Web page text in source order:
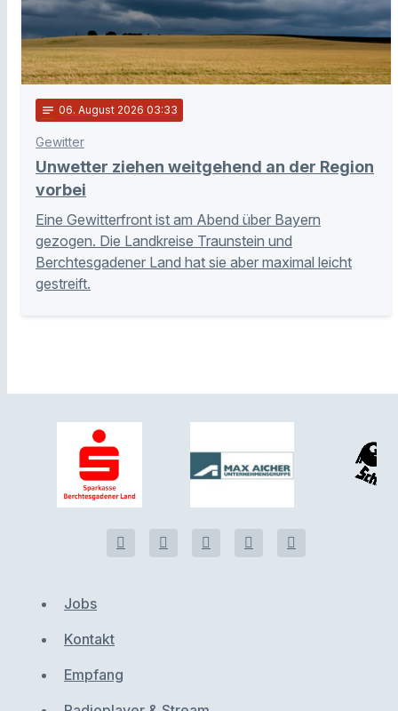
notes 06. August 2026 03:33
Gewitter
Unwetter ziehen weitgehend an der Region
vorbei
Eine Gewitterfront ist am Abend über Bayern
gezogen. Die Landkreise Traunstein und
Berchtesgadener Land hat sie aber maximal leicht
gestreift.
Jobs
Kontakt
Empfang